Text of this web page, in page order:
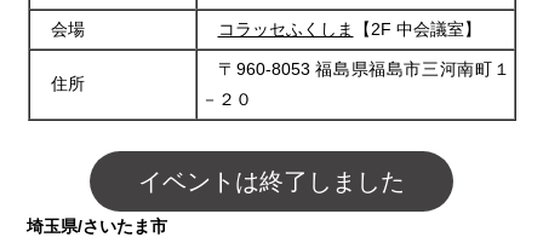
会場 コラッセふくしま 【2F 中会議室】
住所
〒960-8053 福島県福島市三河南町１
－２０
イベントは終了しました
埼玉県/さいたま市